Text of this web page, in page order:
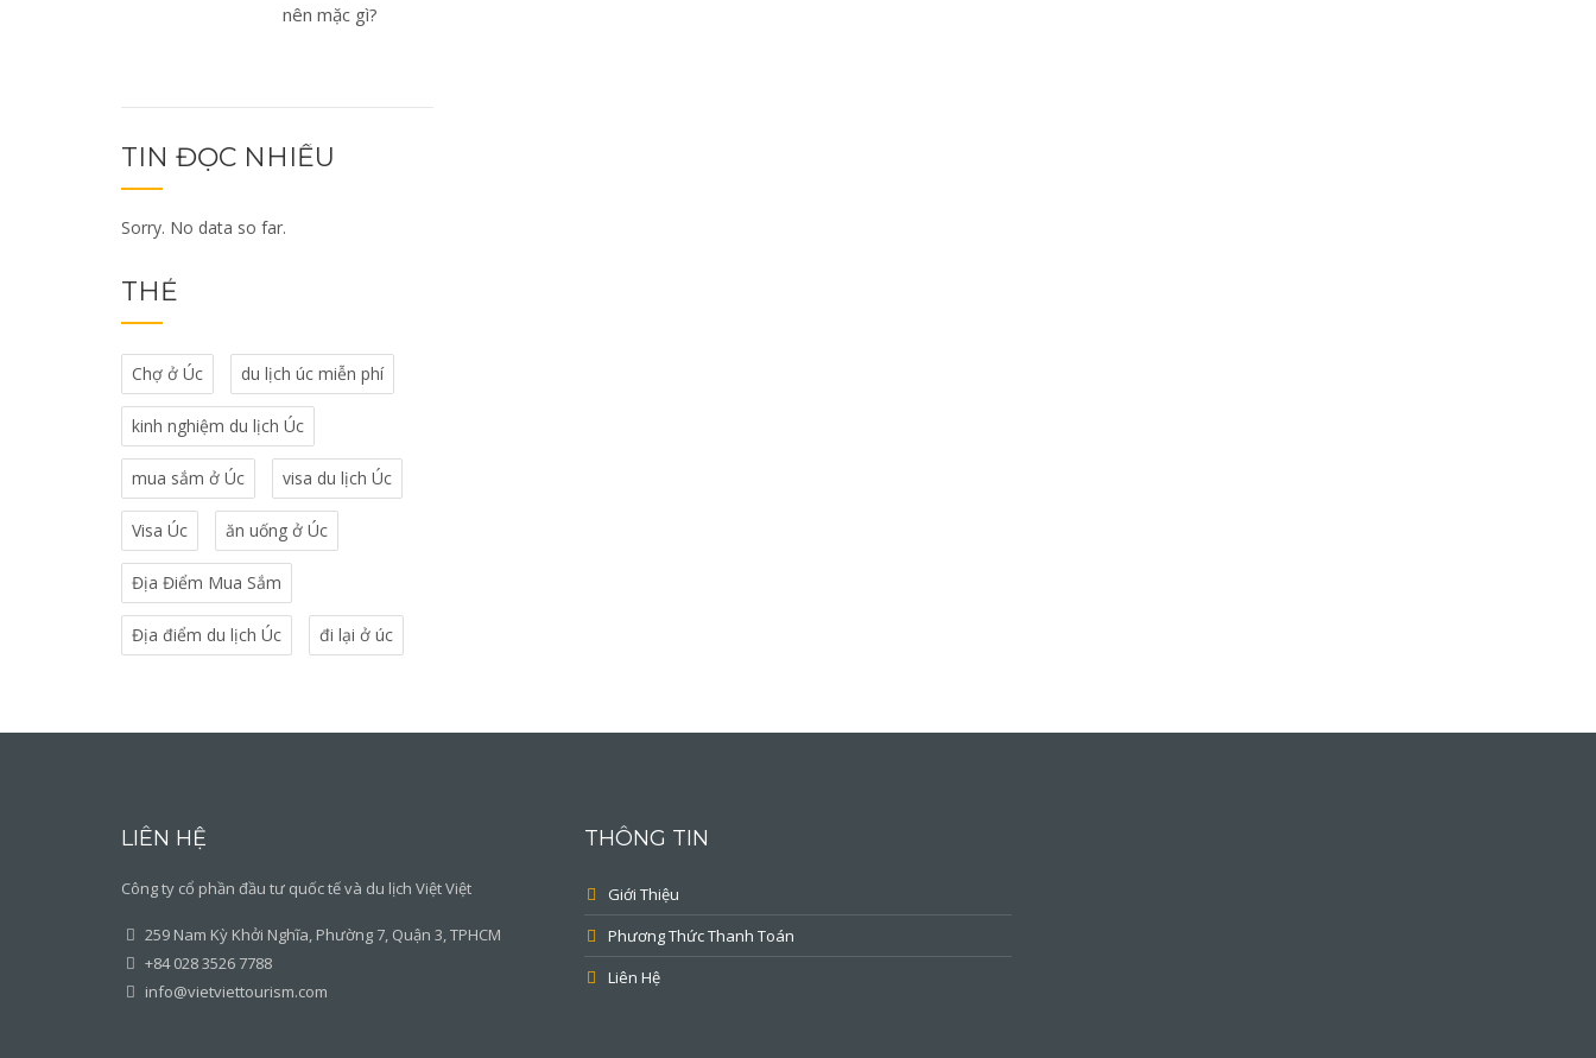
nên mặc gì?
TIN ĐỌC NHIỀU
Sorry. No data so far.
THẺ
Chợ ở Úc du lịch úc miễn phí
kinh nghiệm du lịch Úc
mua sắm ở Úc visa du lịch Úc
Visa Úc ăn uống ở Úc
Địa Điểm Mua Sắm
Địa điểm du lịch Úc đi lại ở úc
LIÊN HỆ
Công ty cổ phần đầu tư quốc tế và du lịch Việt Việt
259 Nam Kỳ Khởi Nghĩa, Phường 7, Quận 3, TPHCM
+84 028 3526 7788
info@vietviettourism.com
THÔNG TIN
Giới Thiệu
Phương Thức Thanh Toán
Liên Hệ